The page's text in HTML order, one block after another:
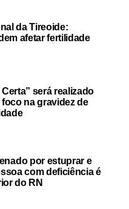
da Tireoide:
afetar fertilidade
será realizado
na gravidez de
por estuprar e
com deficiência é
do RN